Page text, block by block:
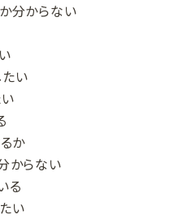
分からない
い
か
からない
る
い